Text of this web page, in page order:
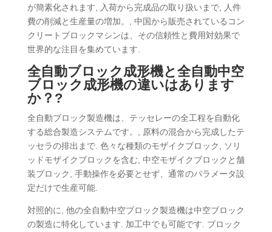
が簡素化されます, 入荷から完成品の取り扱いまで, 人件
費の削減と生産量の増加。, 中国から販売されているコン
クリートブロックマシンは、その信頼性と費用対効果で
世界的な注目を集めています.
全自動ブロック成形機と全自動中空
ブロック成形機の違いはあります
か？?
全自動ブロック製造機は、テッセレーの全工程を自動化
する総合製造システムです。, 原料の混合から完成したテ
ッセラの排出まで. 色々な種類のモザイクブロック, ソリ
ッドモザイクブロックを含む, 中空モザイクブロックと舗
装ブロック, 手動操作を必要とせず、通常のパラメータ設
定だけで生産可能.
対照的に, 他の全自動中空ブロック製造機は中空ブロック
の製造に特化しています. 加工中でも可能です. ブロック